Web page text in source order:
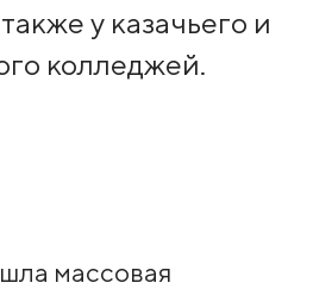
у казачьего и
колледжей.
массовая